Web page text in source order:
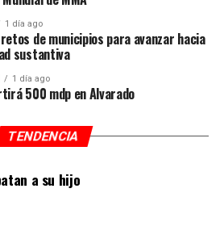
habitante de la comunidad,
fue presentada ante las
y que, tras las gestiones
con Hidrosistema, fue posible
hoy permite mejorar el
la capacidad de conducción, la
válvulas y materiales de
permitirá mantener una mejor
disminuir las afectaciones
red.
1 día ago
de municipios para avanzar hacia
sustantiva
1 día ago
500 mdp en Alvarado
TENDENCIA
a su hijo